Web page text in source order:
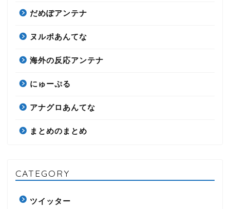
だめぽアンテナ
ヌルポあんてな
海外の反応アンテナ
にゅーぷる
アナグロあんてな
まとめのまとめ
CATEGORY
ツイッター